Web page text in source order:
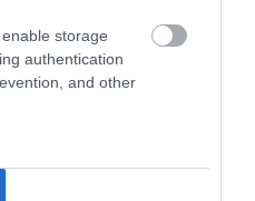
storage
authentication
and other
μπορεί να κρύβει